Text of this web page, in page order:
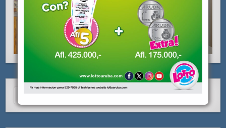
Search
for: